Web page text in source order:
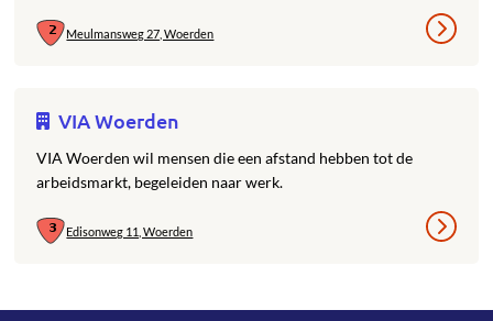
Meulmansweg 27, Woerden
VIA Woerden
VIA Woerden wil mensen die een afstand hebben tot de
arbeidsmarkt, begeleiden naar werk.
Edisonweg 11, Woerden